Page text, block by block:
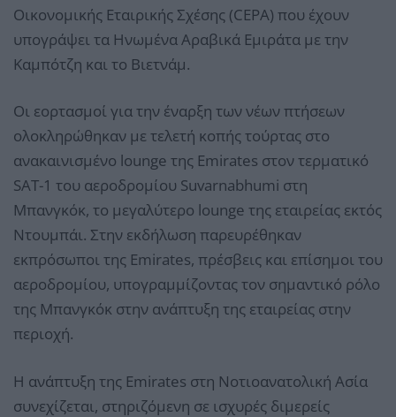
Οικονομικής Εταιρικής Σχέσης (CEPA) που έχουν
υπογράψει τα Ηνωμένα Αραβικά Εμιράτα με την
Καμπότζη και το Βιετνάμ.
Οι εορτασμοί για την έναρξη των νέων πτήσεων
ολοκληρώθηκαν με τελετή κοπής τούρτας στο
ανακαινισμένο lounge της Emirates στον τερματικό
SAT-1 του αεροδρομίου Suvarnabhumi στη
Μπανγκόκ, το μεγαλύτερο lounge της εταιρείας εκτός
Ντουμπάι. Στην εκδήλωση παρευρέθηκαν
εκπρόσωποι της Emirates, πρέσβεις και επίσημοι του
αεροδρομίου, υπογραμμίζοντας τον σημαντικό ρόλο
της Μπανγκόκ στην ανάπτυξη της εταιρείας στην
περιοχή.
Η ανάπτυξη της Emirates στη Νοτιοανατολική Ασία
συνεχίζεται, στηριζόμενη σε ισχυρές διμερείς